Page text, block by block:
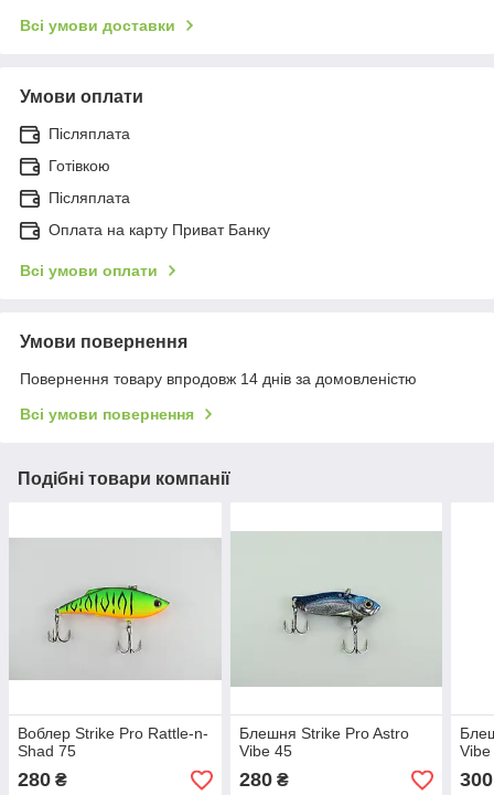
Всі умови доставки
Умови оплати
Післяплата
Готівкою
Післяплата
Оплата на карту Приват Банку
Всі умови оплати
Умови повернення
Повернення товару впродовж 14 днів за домовленістю
Всі умови повернення
Подібні товари компанії
Воблер Strike Pro Rattle-n-
Shad 75
280 ₴
Блешня Strike Pro Astro
Vibe 45
280₴ 300